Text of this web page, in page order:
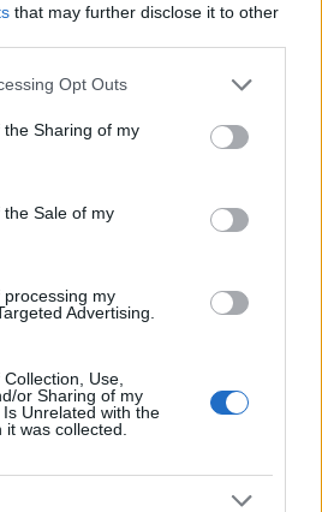
that may further disclose it to other
app uses one or more Google
usage behaviour. You may click to
Google and its third-party tags to
purposes in below Google
Opt Outs
Sharing of my
Sale of my
my
Advertising.
Use,
or Sharing of my
Unrelated with the
was collected.